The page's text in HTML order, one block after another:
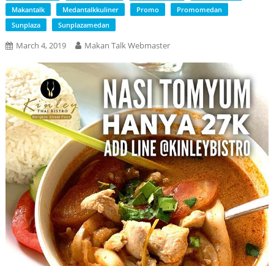
Makantalk
Medantalkkuliner Promo
Promomedan
Sunplaza
Sunplazamedan
March 4, 2019 Makan Talk Webmaster